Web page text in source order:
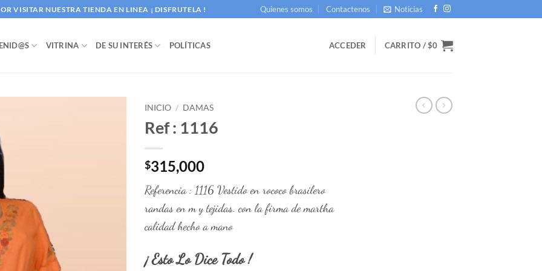
VISITAR NUESTRA TIENDA EN LINEA ¡ DISFRUTELA ! Quienes somos Contactenos Noticias
VITRINA DE SU INTERÉS POLÍTICAS ACCEDER CARRITO /$0
INICIO / DAMAS
Ref : 1116
$315,000
Referencia : 1116 Vestido en rococo brasilero
randas en m y tejidas. con la firma de martha
calidad hecho a mano
¡ Esto Lo Dice Todo !